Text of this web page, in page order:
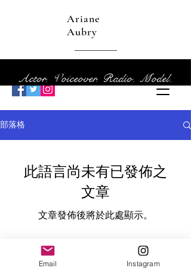
Actor. Voiceover. Radio. Model.
Ariane
Aubry
部落格
此語言尚未有已發佈之
文章
文章發佈後將於此處顯示。
Email Instagram